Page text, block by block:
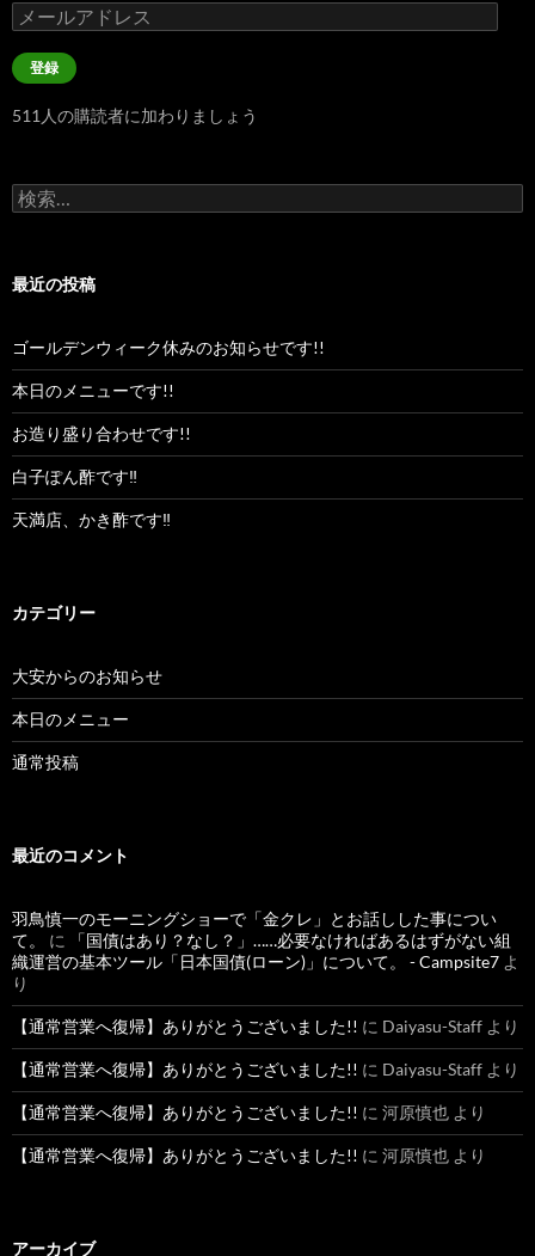
メ
ー
ル
ア
レ
登録
511人の購読者に加わりましょう
検
索:
最近の投稿
ゴールデンウィーク休みのお知らせです!!
本日のメニューです!!
お造り盛り合わせです!!
白子ぽん酢です‼︎
天満店、かき酢です‼︎
カテゴリー
大安からのお知らせ
本日のメニュー
通常投稿
最近のコメント
羽鳥慎一のモーニングショーで「金クレ」とお話しした事につい
て。
に
「国債はあり？なし？」……必要なければあるはずがない組
織運営の基本ツール「日本国債(ローン)」について。 - Campsite7 よ
り
【通常営業へ復帰】ありがとうございました!! に Daiyasu-Staff より
【通常営業へ復帰】ありがとうございました!! に Daiyasu-Staff より
【通常営業へ復帰】ありがとうございました!! に 河原慎也 より
【通常営業へ復帰】ありがとうございました!! に 河原慎也 より
アーカイブ